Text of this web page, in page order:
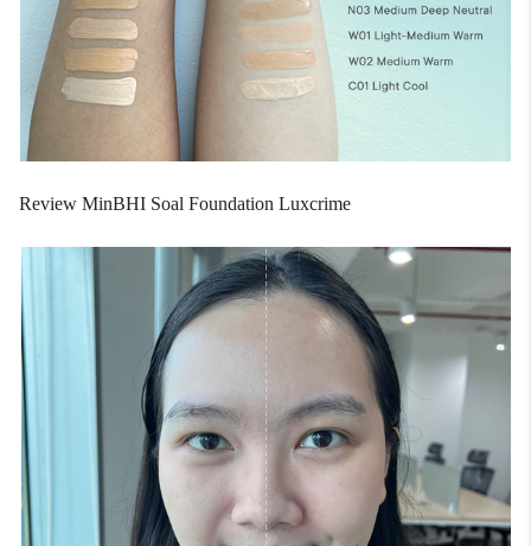
Review MinBHI Soal Foundation Luxcrime